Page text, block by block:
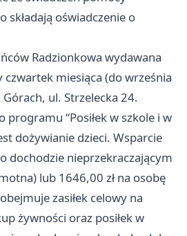
składają oświadczenie o
Radzionkowa wydawana
czwartek miesiąca (do września
ul. Strzelecka 24.
programu “Posiłek w szkole i w
dożywianie dzieci. Wsparcie
dochodzie nieprzekraczającym
lub 1646,00 zł na osobę
zasiłek celowy na
żywności oraz posiłek w